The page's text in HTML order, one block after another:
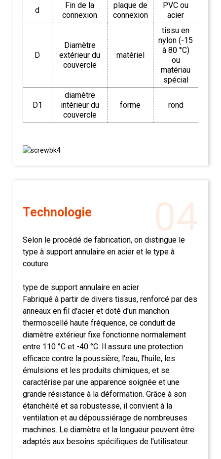
d
Fin de la
connexion
plaque de
connexion
PVC ou
acier
D
Diamètre
extérieur du
couvercle
matériel
tissu en
nylon (-15
à 80 °C)
ou
matériau
spécial
D1
diamètre
intérieur du
couvercle
forme rond
04
Technologie
Selon le procédé de fabrication, on distingue le
type à support annulaire en acier et le type à
couture.
type de support annulaire en acier
Fabriqué à partir de divers tissus, renforcé par des
anneaux en fil d'acier et doté d'un manchon
thermoscellé haute fréquence, ce conduit de
diamètre extérieur fixe fonctionne normalement
entre 110 °C et -40 °C. Il assure une protection
efficace contre la poussière, l'eau, l'huile, les
émulsions et les produits chimiques, et se
caractérise par une apparence soignée et une
grande résistance à la déformation. Grâce à son
étanchéité et sa robustesse, il convient à la
ventilation et au dépoussiérage de nombreuses
machines. Le diamètre et la longueur peuvent être
adaptés aux besoins spécifiques de l'utilisateur.